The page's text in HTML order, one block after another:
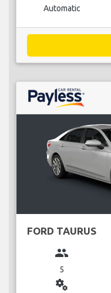
Automatic
FORD TAURUS
group
5
miscellaneous_services